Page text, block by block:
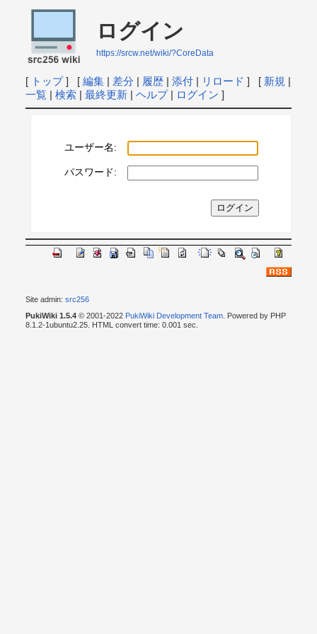
ログイン
https://srcw.net/wiki/?CoreData
[ トップ] [ 編集| 差分 | 履歴| 添付| リロード ] [ 新規 |
一覧| 検索| 最終更新| ヘルプ| ログイン ]
ユーザー名:
パスワード:
Site admin: src256
PukiWiki 1.5.4© 2001-2022 PukiWiki Development Team. Powered by PHP
8.1.2-1ubuntu2.25. HTML convert time: 0.001 sec.